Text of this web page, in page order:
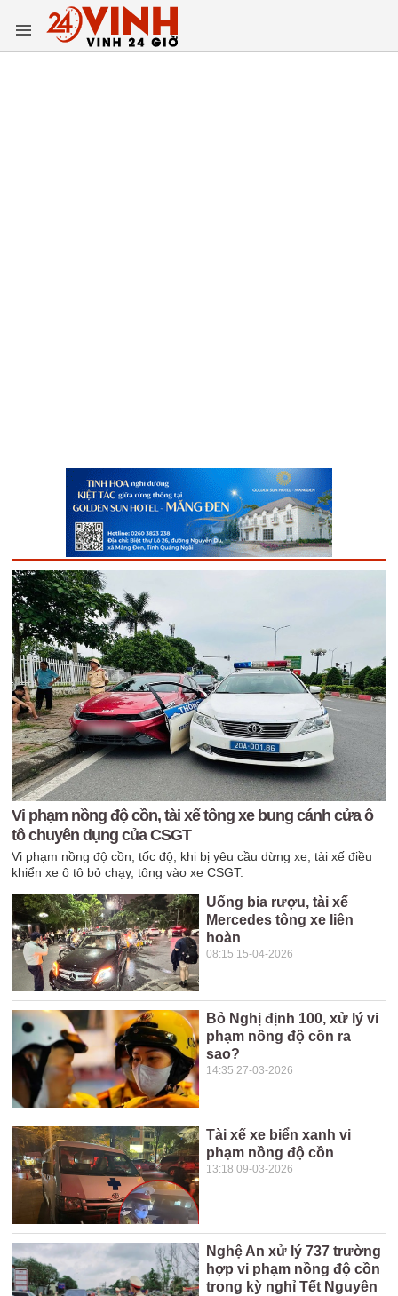
Vi phạm nồng độ cồn, tài xế tông xe bung cánh cửa ô
tô chuyên dụng của CSGT
Vi phạm nồng độ cồn, tốc độ, khi bị yêu cầu dừng xe, tài xế điều
khiển xe ô tô bỏ chạy, tông vào xe CSGT.
Uống bia rượu, tài xế
Mercedes tông xe liên
hoàn
08:15 15-04-2026
Bỏ Nghị định 100, xử lý vi
phạm nồng độ cồn ra
sao?
14:35 27-03-2026
Tài xế xe biển xanh vi
phạm nồng độ cồn
13:18 09-03-2026
Nghệ An xử lý 737 trường
hợp vi phạm nồng độ cồn
trong kỳ nghỉ Tết Nguyên